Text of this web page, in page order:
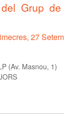
del Grup
27
(Av. Masnou, 1)